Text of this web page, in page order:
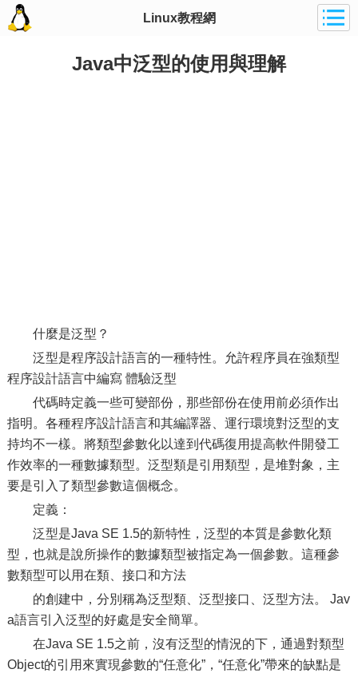
Linux教程網
Java中泛型的使用與理解
什麼是泛型？
泛型是程序設計語言的一種特性。允許程序員在強類型
程序設計語言中編寫 體驗泛型
代碼時定義一些可變部份，那些部份在使用前必須作出
指明。各種程序設計語言和其編譯器、運行環境對泛型的支
持均不一樣。將類型參數化以達到代碼復用提高軟件開發工
作效率的一種數據類型。泛型類是引用類型，是堆對象，主
要是引入了類型參數這個概念。
定義：
泛型是Java SE 1.5的新特性，泛型的本質是參數化類
型，也就是說所操作的數據類型被指定為一個參數。這種參
數類型可以用在類、接口和方法
的創建中，分別稱為泛型類、泛型接口、泛型方法。 Jav
a語言引入泛型的好處是安全簡單。
在Java SE 1.5之前，沒有泛型的情況的下，通過對類型
Object的引用來實現參數的“任意化”，“任意化”帶來的缺點是